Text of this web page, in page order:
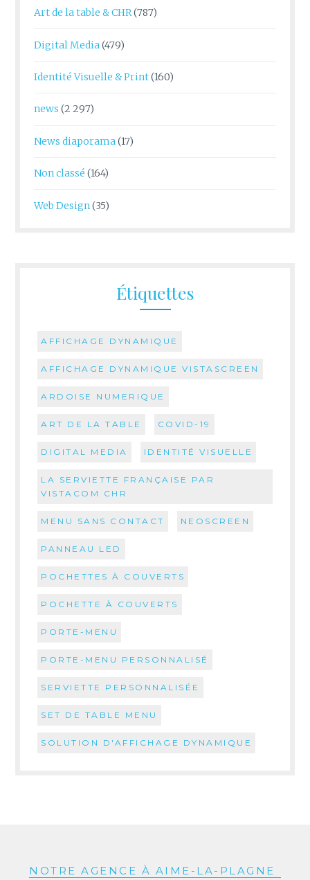
Art de la table & CHR(787)
Digital Media(479)
Identité Visuelle & Print(160)
news (2 297)
News diaporama(17)
Non classé (164)
Web Design (35)
Étiquettes
AFFICHAGE DYNAMIQUE
AFFICHAGE DYNAMIQUE VISTASCREEN
ARDOISE NUMERIQUE
ART DE LA TABLE COVID-19
DIGITAL MEDIA IDENTITÉ VISUELLE
LA SERVIETTE FRANÇAISE PAR
VISTACOM CHR
MENU SANS CONTACT NEOSCREEN
PANNEAU LED
POCHETTES À COUVERTS
POCHETTE À COUVERTS
PORTE-MENU
PORTE-MENU PERSONNALISÉ
SERVIETTE PERSONNALISÉE
SET DE TABLE MENU
SOLUTION D'AFFICHAGE DYNAMIQUE
NOTRE AGENCE À AIME-LA-PLAGNE